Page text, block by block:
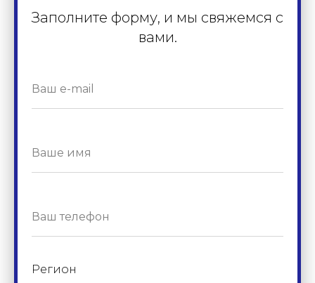
Заполните форму, и мы свяжемся с
вами.
Регион